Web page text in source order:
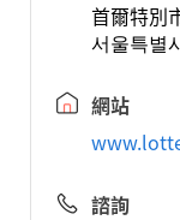
首爾特別
서울특별
網站
諮詢